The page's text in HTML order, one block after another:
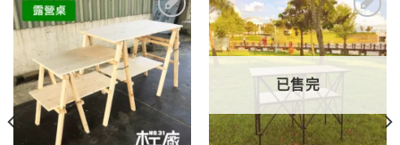
加入
到收
藏清
單
2
加入
到收
藏清
單
已售完